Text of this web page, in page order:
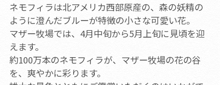
ネモフィラは北アメリカ西部原産の、森の妖精の
ように澄んだブルーが特徴の小さな可愛い花。
マザー牧場では、4月中旬から5月上旬に見頃を迎
えます。
約100万本のネモフィラが、マザー牧場の花の谷
を、爽やかに彩ります。